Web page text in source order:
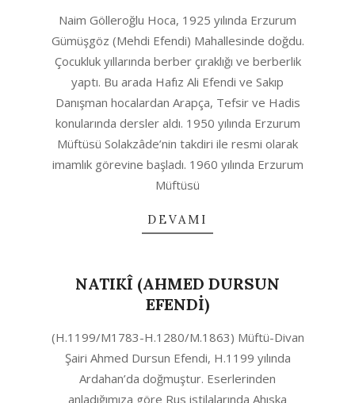
08-
12
Naim Gölleroğlu Hoca, 1925 yılında Erzurum
Gümüşgöz (Mehdi Efendi) Mahallesinde doğdu.
Çocukluk yıllarında berber çıraklığı ve berberlik
yaptı. Bu arada Hafız Ali Efendi ve Sakıp
Danışman hocalardan Arapça, Tefsir ve Hadis
konularında dersler aldı. 1950 yılında Erzurum
Müftüsü Solakzâde’nin takdiri ile resmi olarak
imamlık görevine başladı. 1960 yılında Erzurum
Müftüsü
DEVAMI
NATIKÎ (AHMED DURSUN
EFENDİ)
08-
(H.1199/M1783-H.1280/M.1863) Müftü-Divan
Şairi Ahmed Dursun Efendi, H.1199 yılında
Ardahan’da doğmuştur. Eserlerinden
anladığımıza göre Rus istilalarında Ahıska